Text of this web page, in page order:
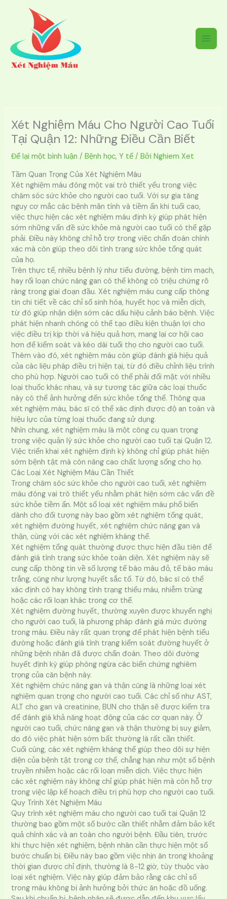
Xét Nghiệm Máu Cho Người Cao Tuổi
Tại Quận 12: Những Điều Cần Biết
Để lại một bình luận /Bệnh học,Y tế / BởiNghiem Xet
Tầm Quan Trọng Của Xét Nghiệm Máu
Xét nghiệm máu đóng một vai trò thiết yếu trong việc
chăm sóc sức khỏe cho người cao tuổi. Với sự gia tăng
nguy cơ mắc các bệnh mãn tính và tiềm ẩn khi tuổi cao,
việc thực hiện các xét nghiệm máu định kỳ giúp phát hiện
sớm những vấn đề sức khỏe mà người cao tuổi có thể gặp
phải. Điều này không chỉ hỗ trợ trong việc chẩn đoán chính
xác mà còn giúp theo dõi tình trạng sức khỏe tổng quát
của họ.
Trên thực tế, nhiều bệnh lý như tiểu đường, bệnh tim mạch,
hay rối loạn chức năng gan có thể không có triệu chứng rõ
ràng trong giai đoạn đầu. Xét nghiệm máu cung cấp thông
tin chi tiết về các chỉ số sinh hóa, huyết học và miễn dịch,
từ đó giúp nhận diện sớm các dấu hiệu cảnh báo bệnh. Việc
phát hiện nhanh chóng có thể tạo điều kiện thuận lợi cho
việc điều trị kịp thời và hiệu quả hơn, mang lại cơ hội cao
hơn để kiểm soát và kéo dài tuổi thọ cho người cao tuổi.
Thêm vào đó, xét nghiệm máu còn giúp đánh giá hiệu quả
của các liệu pháp điều trị hiện tại, từ đó điều chỉnh liệu trình
cho phù hợp. Người cao tuổi có thể phải đối mặt với nhiều
loại thuốc khác nhau, và sự tương tác giữa các loại thuốc
này có thể ảnh hưởng đến sức khỏe tổng thể. Thông qua
xét nghiệm máu, bác sĩ có thể xác định được độ an toàn và
hiệu lực của từng loại thuốc đang sử dụng.
Nhìn chung, xét nghiệm máu là một công cụ quan trọng
trong việc quản lý sức khỏe cho người cao tuổi tại Quận 12.
Việc triển khai xét nghiệm định kỳ không chỉ giúp phát hiện
sớm bệnh tật mà còn nâng cao chất lượng sống cho họ.
Các Loại Xét Nghiệm Máu Cần Thiết
Trong chăm sóc sức khỏe cho người cao tuổi, xét nghiệm
máu đóng vai trò thiết yếu nhằm phát hiện sớm các vấn đề
sức khỏe tiềm ẩn. Một số loại xét nghiệm máu phổ biến
dành cho đối tượng này bao gồm xét nghiệm tổng quát,
xét nghiệm đường huyết, xét nghiệm chức năng gan và
thận, cùng với các xét nghiệm kháng thể.
Xét nghiệm tổng quát thường được thực hiện đầu tiên để
đánh giá tình trạng sức khỏe toàn diện. Xét nghiệm này sẽ
cung cấp thông tin về số lượng tế bào máu đỏ, tế bào máu
trắng, cũng như lượng huyết sắc tố. Từ đó, bác sĩ có thể
xác định có hay không tình trạng thiếu máu, nhiễm trùng
hoặc các rối loạn khác trong cơ thể.
Xét nghiệm đường huyết, thường xuyên được khuyến nghị
cho người cao tuổi, là phương pháp đánh giá mức đường
trong máu. Điều này rất quan trọng để phát hiện bệnh tiểu
đường hoặc đánh giá tình trạng kiểm soát đường huyết ở
những bệnh nhân đã được chẩn đoán. Theo dõi đường
huyết định kỳ giúp phòng ngừa các biến chứng nghiêm
trọng của căn bệnh này.
Xét nghiệm chức năng gan và thận cũng là những loại xét
nghiệm quan trọng cho người cao tuổi. Các chỉ số như AST,
ALT cho gan và creatinine, BUN cho thận sẽ được kiểm tra
để đánh giá khả năng hoạt động của các cơ quan này. Ở
người cao tuổi, chức năng gan và thận thường bị suy giảm,
do đó việc phát hiện sớm bất thường là rất cần thiết.
Cuối cùng, các xét nghiệm kháng thể giúp theo dõi sự hiện
diện của bệnh tật trong cơ thể, chẳng hạn như một số bệnh
truyền nhiễm hoặc các rối loạn miễn dịch. Việc thực hiện
các xét nghiệm này không chỉ giúp phát hiện mà còn hỗ trợ
trong việc lập kế hoạch điều trị phù hợp cho người cao tuổi.
Quy Trình Xét Nghiệm Máu
Quy trình xét nghiệm máu cho người cao tuổi tại Quận 12
thường bao gồm một số bước cần thiết nhằm đảm bảo kết
quả chính xác và an toàn cho người bệnh. Đầu tiên, trước
khi thực hiện xét nghiệm, bệnh nhân cần thực hiện một số
bước chuẩn bị. Điều này bao gồm việc nhịn ăn trong khoảng
thời gian được chỉ định, thường là 8-12 giờ, tùy thuộc vào
loại xét nghiệm. Việc này giúp đảm bảo rằng các chỉ số
trong máu không bị ảnh hưởng bởi thức ăn hoặc đồ uống.